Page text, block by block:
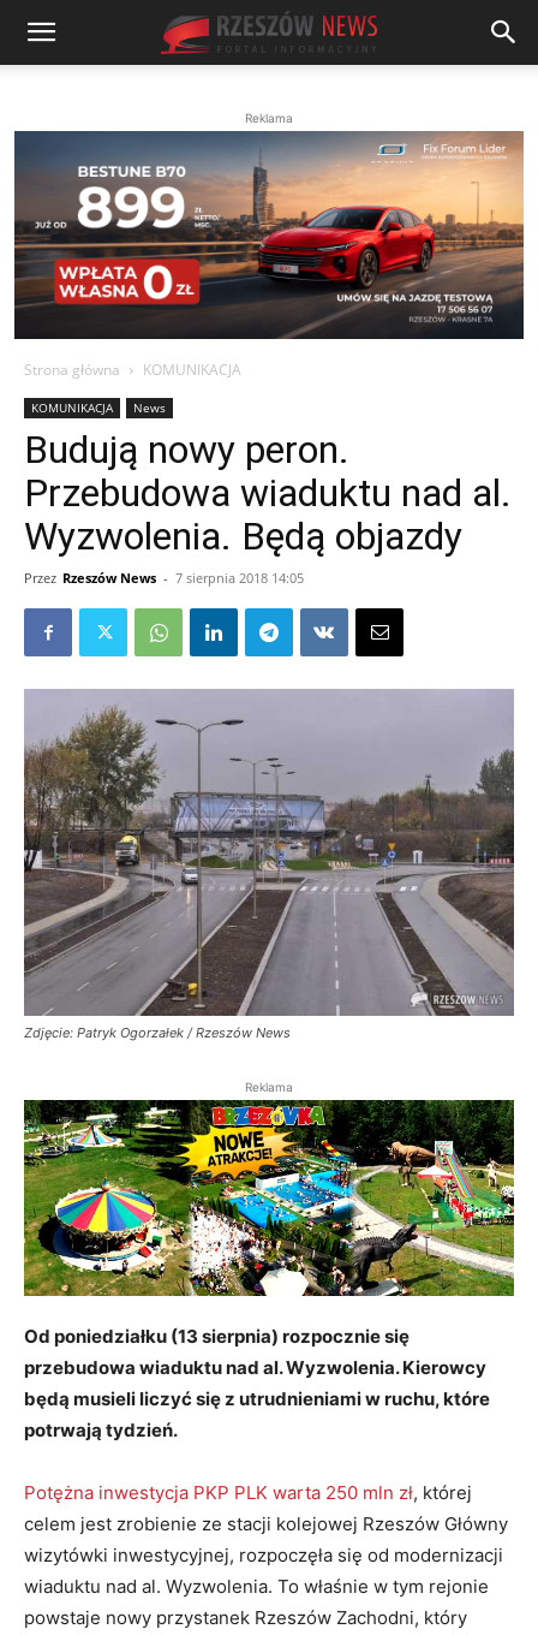
Reklama
Strona główna KOMUNIKACJA
KOMUNIKACJA News
Budują nowy peron.
Przebudowa wiaduktu nad al.
Wyzwolenia. Będą objazdy
Przez Rzeszów News - 7 sierpnia 2018 14:05
Zdjęcie: Patryk Ogorzałek / Rzeszów News
Reklama
Od poniedziałku (13 sierpnia) rozpocznie się
przebudowa wiaduktu nad al. Wyzwolenia. Kierowcy
będą musieli liczyć się z utrudnieniami w ruchu, które
potrwają tydzień.
Potężna inwestycja PKP PLK warta 250 mln zł, której
celem jest zrobienie ze stacji kolejowej Rzeszów Główny
wizytówki inwestycyjnej, rozpoczęła się od modernizacji
wiaduktu nad al. Wyzwolenia. To właśnie w tym rejonie
powstaje nowy przystanek Rzeszów Zachodni, który